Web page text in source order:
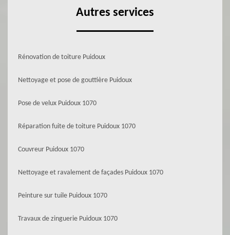
Autres services
Rénovation de toiture Puidoux
Nettoyage et pose de gouttière Puidoux
Pose de velux Puidoux 1070
Réparation fuite de toiture Puidoux 1070
Couvreur Puidoux 1070
Nettoyage et ravalement de façades Puidoux 1070
Peinture sur tuile Puidoux 1070
Travaux de zinguerie Puidoux 1070